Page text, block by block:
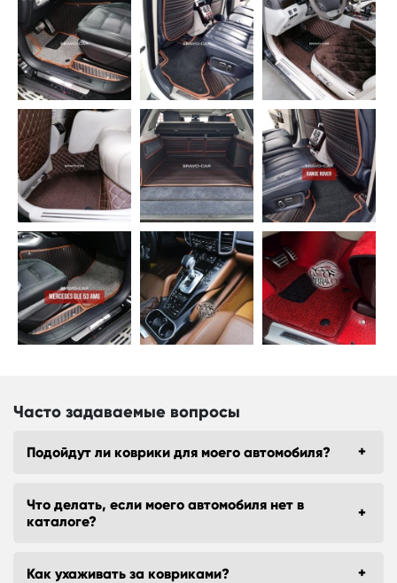
Часто задаваемые вопросы
Подойдут ли коврики для моего автомобиля?
Что делать, если моего автомобиля нет в
каталоге?
Как ухаживать за ковриками?